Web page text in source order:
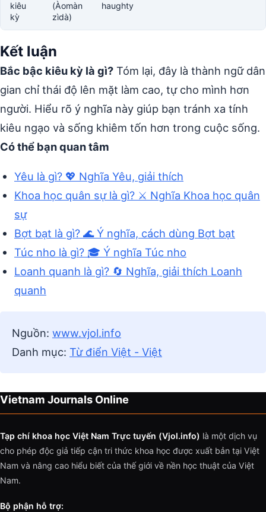
kiêu
kỳ
(Àomàn
zìdà)
haughty
Kết luận
Bắc bậc kiêu kỳ là gì? Tóm lại, đây là thành ngữ dân
gian chỉ thái độ lên mặt làm cao, tự cho mình hơn
người. Hiểu rõ ý nghĩa này giúp bạn tránh xa tính
kiêu ngạo và sống khiêm tốn hơn trong cuộc sống.
Có thể bạn quan tâm
Yêu là gì? 💖 Nghĩa Yêu, giải thích
Khoa học quân sự là gì? ⚔️ Nghĩa Khoa học quân
sự
Bợt bạt là gì? 🌊 Ý nghĩa, cách dùng Bợt bạt
Túc nho là gì? 🎓 Ý nghĩa Túc nho
Loanh quanh là gì? 🔄 Nghĩa, giải thích Loanh
quanh
Nguồn: www.vjol.info
Danh mục: Từ điển Việt - Việt
Vietnam Journals Online
Tạp chí khoa học Việt Nam Trực tuyến (Vjol.info) là một dịch vụ
cho phép độc giả tiếp cận tri thức khoa học được xuất bản tại Việt
Nam và nâng cao hiểu biết của thế giới về nền học thuật của Việt
Nam.
Bộ phận hỗ trợ: